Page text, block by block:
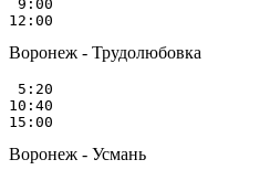
9:00
Воронеж - Трудолюбовка
5:20
10:40
Воронеж - Усмань